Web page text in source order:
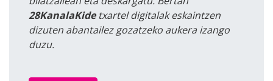
28KanalaKidetxartel digitalak eskaintzen
dizuten abantailez gozatzeko aukera izango
duzu.